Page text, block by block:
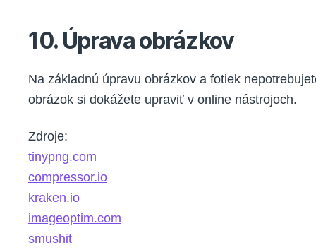
10. Úprava obrázkov
Na základnú úpravu obrázkov a fotiek
obrázok si dokážete upraviť v online nástrojoch.
Zdroje:
tinypng.com
compressor.io
kraken.io
imageoptim.com
smushit